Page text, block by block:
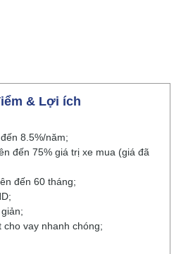
& Lợi ích
8.5%/năm;
đến 75% giá trị xe mua (giá đã
đến 60 tháng;
vay nhanh chóng;